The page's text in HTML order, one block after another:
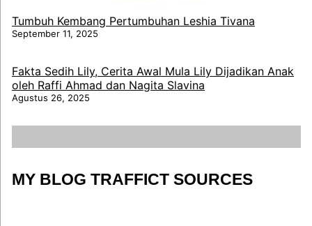
Tumbuh Kembang Pertumbuhan Leshia Tivana
September 11, 2025
Fakta Sedih Lily, Cerita Awal Mula Lily Dijadikan Anak
oleh Raffi Ahmad dan Nagita Slavina
Agustus 26, 2025
MY BLOG TRAFFICT SOURCES